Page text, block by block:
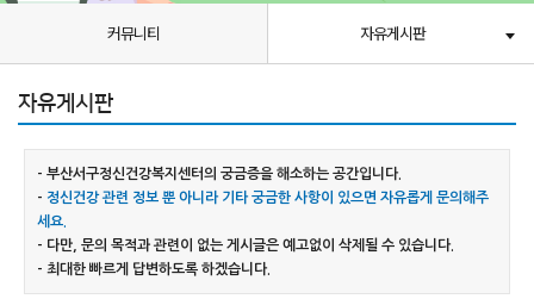
커뮤니티 자유게시판
자유게시판
- 부산서구정신건강복지센터의 궁금증을 해소하는 공간입니다.
- 정신건강 관련 정보 뿐 아니라 기타 궁금한 사항이 있으면 자유롭게 문의해주
세요.
- 다만, 문의 목적과 관련이 없는 게시글은 예고없이 삭제될 수 있습니다.
- 최대한 빠르게 답변하도록 하겠습니다.